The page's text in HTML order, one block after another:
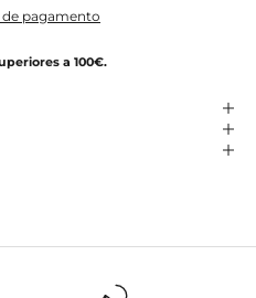
de pagamento
a 100€.